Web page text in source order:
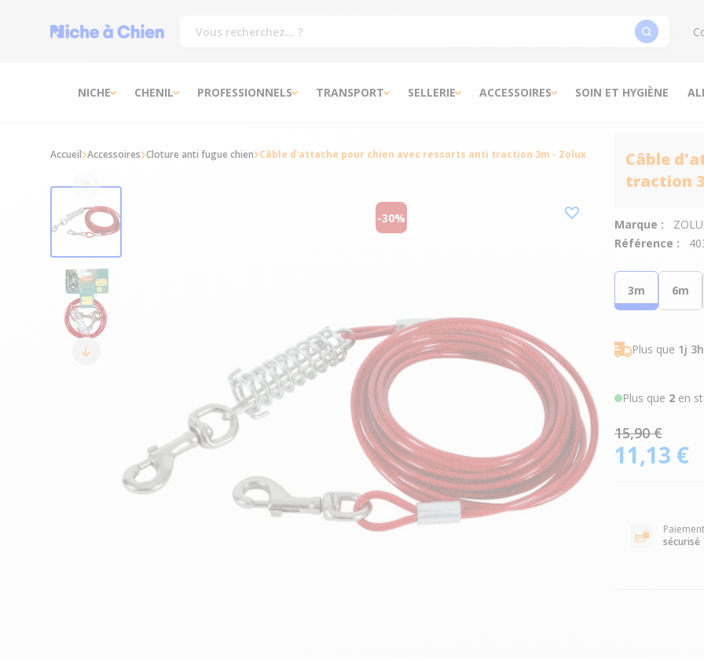
NICHE CHENIL PROFESSIONNELS TRANSPORT SELLERIE ACCESSOIRES SOIN ET HYGIÈNE
Câble
traction
Marque :
Référence :
3m 6m
Plus que 1j
Plus que 2en
15,90 €
11,13 €
Paiement
sécurisé
Accueil Accessoires Cloture anti fugue chien Câble d'attache pour chien avec ressorts anti traction 3m - Zolux
-30%